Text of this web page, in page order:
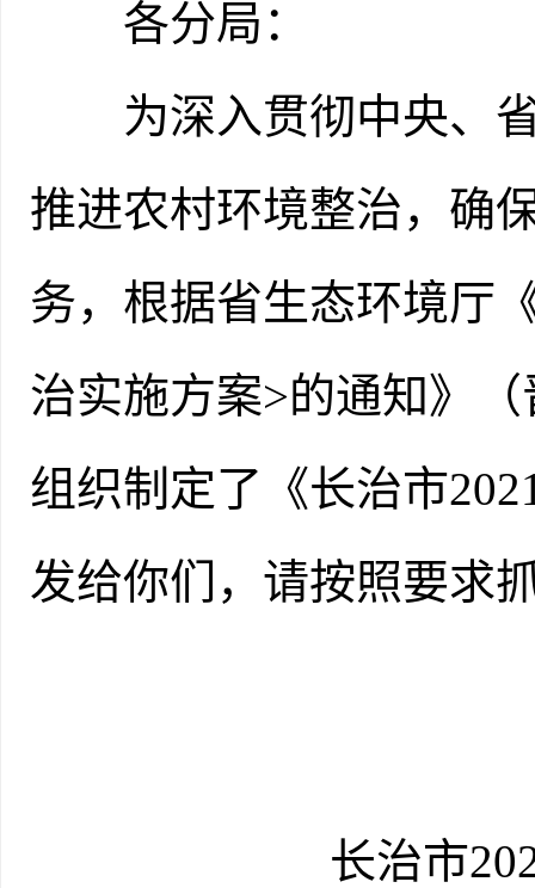
各分局：
为深入贯彻中央、省
推进农村环境整治，确
务，根据省生态环境厅
治实施方案>的通知》
组织制定了《长治市
发给你们，请按照要求
长治市